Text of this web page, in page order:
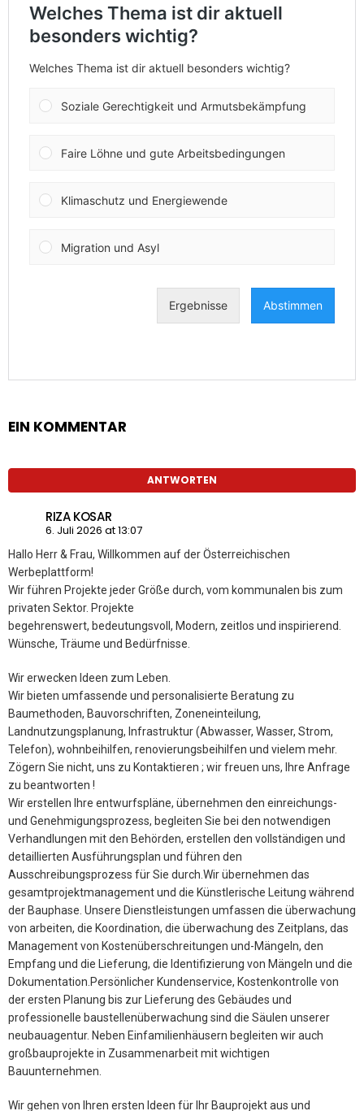
EIN KOMMENTAR
ANTWORTEN
RIZA KOSAR
6. Juli 2026 at 13:07
Hallo Herr & Frau, Willkommen auf der Österreichischen
Werbeplattform!
Wir führen Projekte jeder Größe durch, vom kommunalen bis zum
privaten Sektor. Projekte
begehrenswert, bedeutungsvoll, Modern, zeitlos und inspirierend.
Wünsche, Träume und Bedürfnisse.
Wir erwecken Ideen zum Leben.
Wir bieten umfassende und personalisierte Beratung zu
Baumethoden, Bauvorschriften, Zoneneinteilung,
Landnutzungsplanung, Infrastruktur (Abwasser, Wasser, Strom,
Telefon), wohnbeihilfen, renovierungsbeihilfen und vielem mehr.
Zögern Sie nicht, uns zu Kontaktieren ; wir freuen uns, Ihre Anfrage
zu beantworten !
Wir erstellen Ihre entwurfspläne, übernehmen den einreichungs-
und Genehmigungsprozess, begleiten Sie bei den notwendigen
Verhandlungen mit den Behörden, erstellen den vollständigen und
detaillierten Ausführungsplan und führen den
Ausschreibungsprozess für Sie durch.Wir übernehmen das
gesamtprojektmanagement und die Künstlerische Leitung während
der Bauphase. Unsere Dienstleistungen umfassen die überwachung
von arbeiten, die Koordination, die überwachung des Zeitplans, das
Management von Kostenüberschreitungen und-Mängeln, den
Empfang und die Lieferung, die Identifizierung von Mängeln und die
Dokumentation.Persönlicher Kundenservice, Kostenkontrolle von
der ersten Planung bis zur Lieferung des Gebäudes und
professionelle baustellenüberwachung sind die Säulen unserer
neubauagentur. Neben Einfamilienhäusern begleiten wir auch
großbauprojekte in Zusammenarbeit mit wichtigen
Bauunternehmen.
Wir gehen von Ihren ersten Ideen für Ihr Bauprojekt aus und